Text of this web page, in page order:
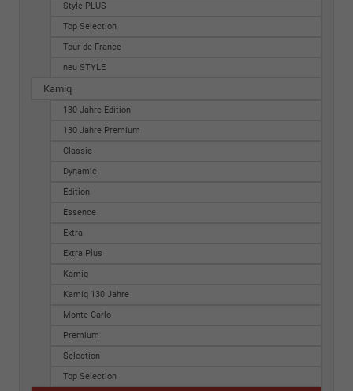
Style PLUS
Top Selection
Tour de France
neu STYLE
Kamiq
130 Jahre Edition
130 Jahre Premium
Classic
Dynamic
Edition
Essence
Extra
Extra Plus
Kamiq
Kamiq 130 Jahre
Monte Carlo
Premium
Selection
Top Selection